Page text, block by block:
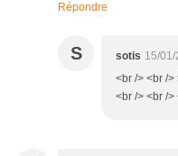
Répondre
S sotis 15/
<br /> <br /
<br /> <br />